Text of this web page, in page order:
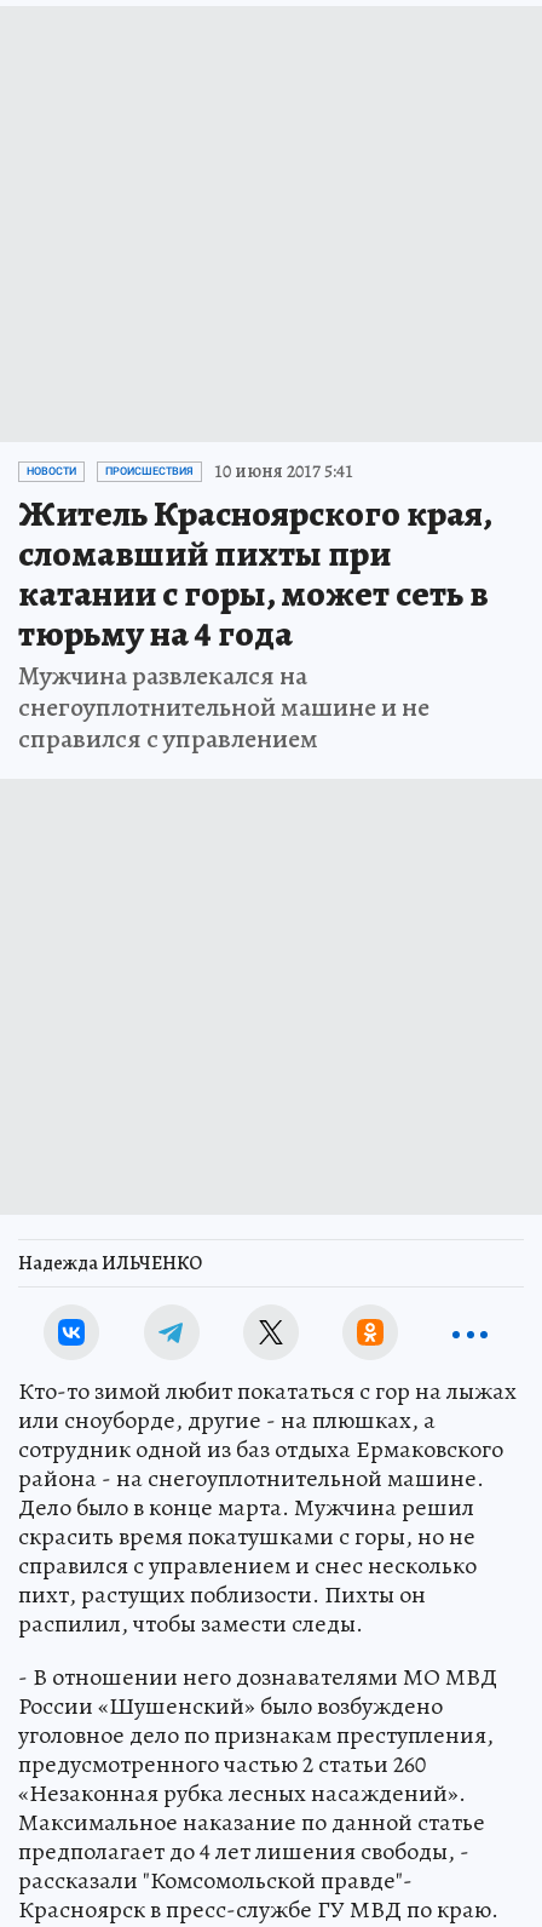
НОВОСТИ ПРОИСШЕСТВИЯ 10 июня 2017 5:41
Житель Красноярского края,
сломавший пихты при
катании с горы, может сеть в
тюрьму на 4 года
Мужчина развлекался на
снегоуплотнительной машине и не
справился с управлением
Надежда ИЛЬЧЕНКО
Кто-то зимой любит покататься с гор на лыжах
или сноуборде, другие - на плюшках, а
сотрудник одной из баз отдыха Ермаковского
района - на снегоуплотнительной машине.
Дело было в конце марта. Мужчина решил
скрасить время покатушками с горы, но не
справился с управлением и снес несколько
пихт, растущих поблизости. Пихты он
распилил, чтобы замести следы.
- В отношении него дознавателями МО МВД
России «Шушенский» было возбуждено
уголовное дело по признакам преступления,
предусмотренного частью 2 статьи 260
«Незаконная рубка лесных насаждений».
Максимальное наказание по данной статье
предполагает до 4 лет лишения свободы, -
рассказали "Комсомольской правде"-
Красноярск в пресс-службе ГУ МВД по краю.